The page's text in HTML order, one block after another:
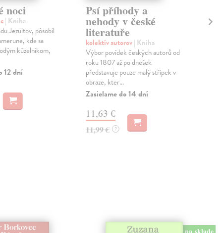
noci
| Kniha
Jezuitov, pôsobil
kde sa
kúzelníkom,
12 dní
Psí příhody a
nehody v české
literatuře
kolektív autorov| Kniha
Výbor povídek českých autorů od
roku 1807 až po dnešek
představuje pouze malý střípek v
obraze, kter...
Zasielame do 14 dní
11,63 €
11,99 € ?